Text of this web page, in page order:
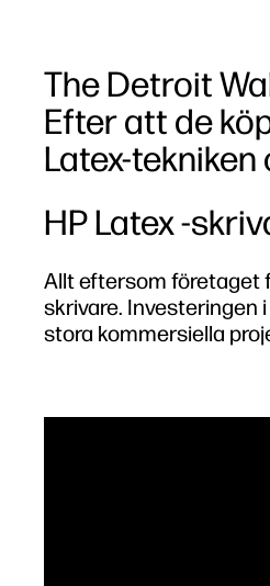
The Detroit
Efter att de
Latex-
HP Latex -
Allt eftersom företaget
skrivare. Investeringen
stora kommersiella